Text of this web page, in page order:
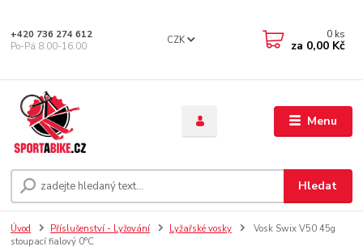
Menu
CZK
Hledat
+420 736 274 612
Po-Pá 8.00-16.00
0 ks
za 0,00 Kč
Úvod Příslušenství - Lyžování Lyžařské vosky
Vosk Swix V50 45g
stoupací fialový 0°C